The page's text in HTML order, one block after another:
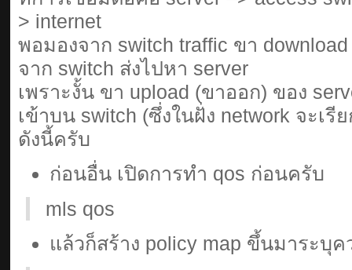
> internet
พอมองจาก switch traffic ขา
จาก switch ส่งไปหา server
เพราะงั้น ขา upload (ขาออก) ของ
เข้าบน switch (ซึ่งในฝั่ง network จะเรี
ดังนี้ครับ
ก่อนอื่น เปิดการทำ qos ก่อนครับ
mls qos
แล้วก็สร้าง policy map ขึ้นมาระบุค